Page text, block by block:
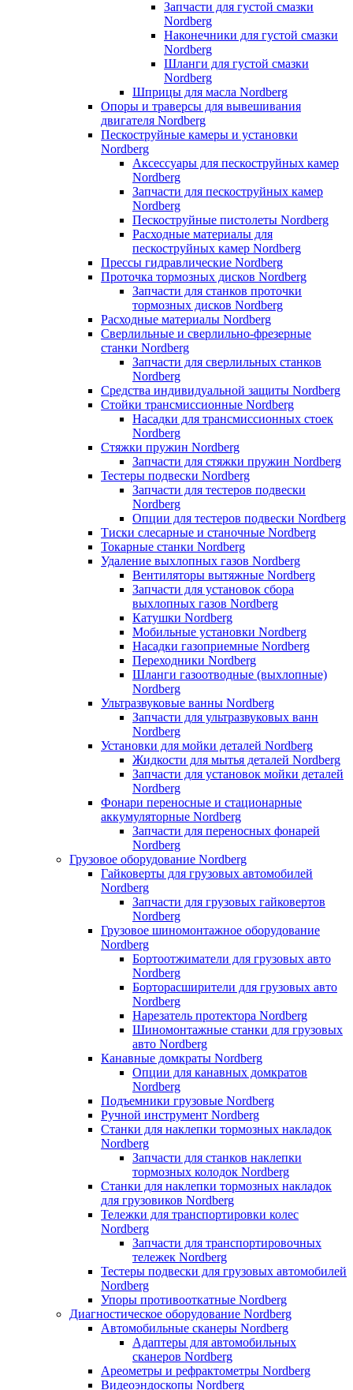
Запчасти для густой смазки
Nordberg
Наконечники для густой смазки
Nordberg
Шланги для густой смазки
Nordberg
Шприцы для масла Nordberg
Опоры и траверсы для вывешивания
двигателя Nordberg
Пескоструйные камеры и установки
Nordberg
Аксессуары для пескоструйных камер
Nordberg
Запчасти для пескоструйных камер
Nordberg
Пескоструйные пистолеты Nordberg
Расходные материалы для
пескоструйных камер Nordberg
Прессы гидравлические Nordberg
Проточка тормозных дисков Nordberg
Запчасти для станков проточки
тормозных дисков Nordberg
Расходные материалы Nordberg
Сверлильные и сверлильно-фрезерные
станки Nordberg
Запчасти для сверлильных станков
Nordberg
Средства индивидуальной защиты Nordberg
Стойки трансмиссионные Nordberg
Насадки для трансмиссионных стоек
Nordberg
Стяжки пружин Nordberg
Запчасти для стяжки пружин Nordberg
Тестеры подвески Nordberg
Запчасти для тестеров подвески
Nordberg
Опции для тестеров подвески Nordberg
Тиски слесарные и станочные Nordberg
Токарные станки Nordberg
Удаление выхлопных газов Nordberg
Вентиляторы вытяжные Nordberg
Запчасти для установок сбора
выхлопных газов Nordberg
Катушки Nordberg
Мобильные установки Nordberg
Насадки газоприемные Nordberg
Переходники Nordberg
Шланги газоотводные (выхлопные)
Nordberg
Ультразвуковые ванны Nordberg
Запчасти для ультразвуковых ванн
Nordberg
Установки для мойки деталей Nordberg
Жидкости для мытья деталей Nordberg
Запчасти для установок мойки деталей
Nordberg
Фонари переносные и стационарные
аккумуляторные Nordberg
Запчасти для переносных фонарей
Nordberg
Грузовое оборудование Nordberg
Гайковерты для грузовых автомобилей
Nordberg
Запчасти для грузовых гайковертов
Nordberg
Грузовое шиномонтажное оборудование
Nordberg
Бортоотжиматели для грузовых авто
Nordberg
Борторасширители для грузовых авто
Nordberg
Нарезатель протектора Nordberg
Шиномонтажные станки для грузовых
авто Nordberg
Канавные домкраты Nordberg
Опции для канавных домкратов
Nordberg
Подъемники грузовые Nordberg
Ручной инструмент Nordberg
Станки для наклепки тормозных накладок
Nordberg
Запчасти для станков наклепки
тормозных колодок Nordberg
Станки для наклепки тормозных накладок
для грузовиков Nordberg
Тележки для транспортировки колес
Nordberg
Запчасти для транспортировочных
тележек Nordberg
Тестеры подвески для грузовых автомобилей
Nordberg
Упоры противооткатные Nordberg
Диагностическое оборудование Nordberg
Автомобильные сканеры Nordberg
Адаптеры для автомобильных
сканеров Nordberg
Ареометры и рефрактометры Nordberg
Видеоэндоскопы Nordberg